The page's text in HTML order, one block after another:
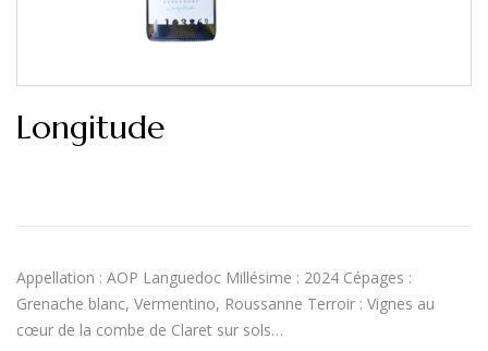
Longitude
Appellation : AOP Languedoc Millésime : 2024 Cépages :
Grenache blanc, Vermentino, Roussanne Terroir : Vignes au
cœur de la combe de Claret sur sols…